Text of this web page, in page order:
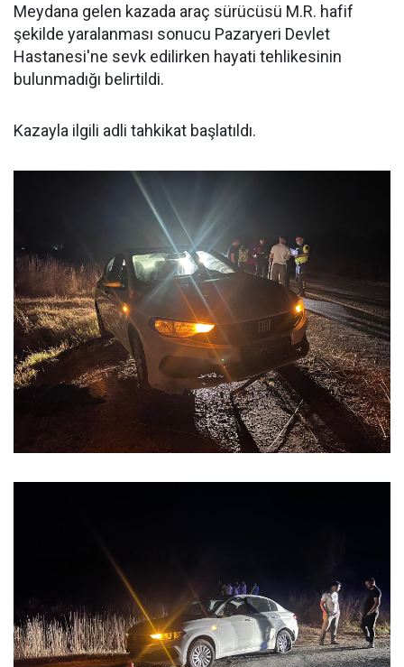
Meydana gelen kazada araç sürücüsü M.R. hafif
şekilde yaralanması sonucu Pazaryeri Devlet
Hastanesi'ne sevk edilirken hayati tehlikesinin
bulunmadığı belirtildi.
Kazayla ilgili adli tahkikat başlatıldı.